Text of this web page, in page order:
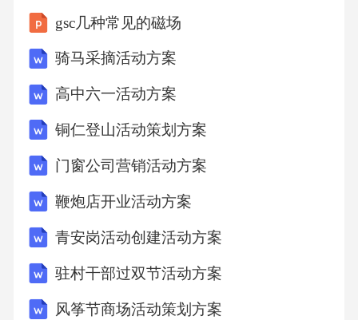
分析等方式，让营员学会调整自己的情绪和思
维，以更好的状态投入到比赛和练习中。比赛
策略制定：讲解在高尔夫比赛中如何根据球场
情况、自身球技和对手实力制定合理的比赛策
略，如发球策略、球道选择、击球顺序等，让
会运用策略提高比赛成绩。（四）实践练习1.练
习场练习每天安排固定时间在高尔夫练习场进
行练习，教练根据营员的学习进度和掌握情
况，进行针对性的指导和纠正。营员们在练习
场按照教练的要求，反复练习握杆、站姿、挥
杆等基本技术动作，通过不断的练习来提高动
gsc几种常见的磁场
骑马采摘活动方案
高中六一活动方案
铜仁登山活动策划方案
门窗公司营销活动方案
鞭炮店开业活动方案
青安岗活动创建活动方案
驻村干部过双节活动方案
风筝节商场活动策划方案